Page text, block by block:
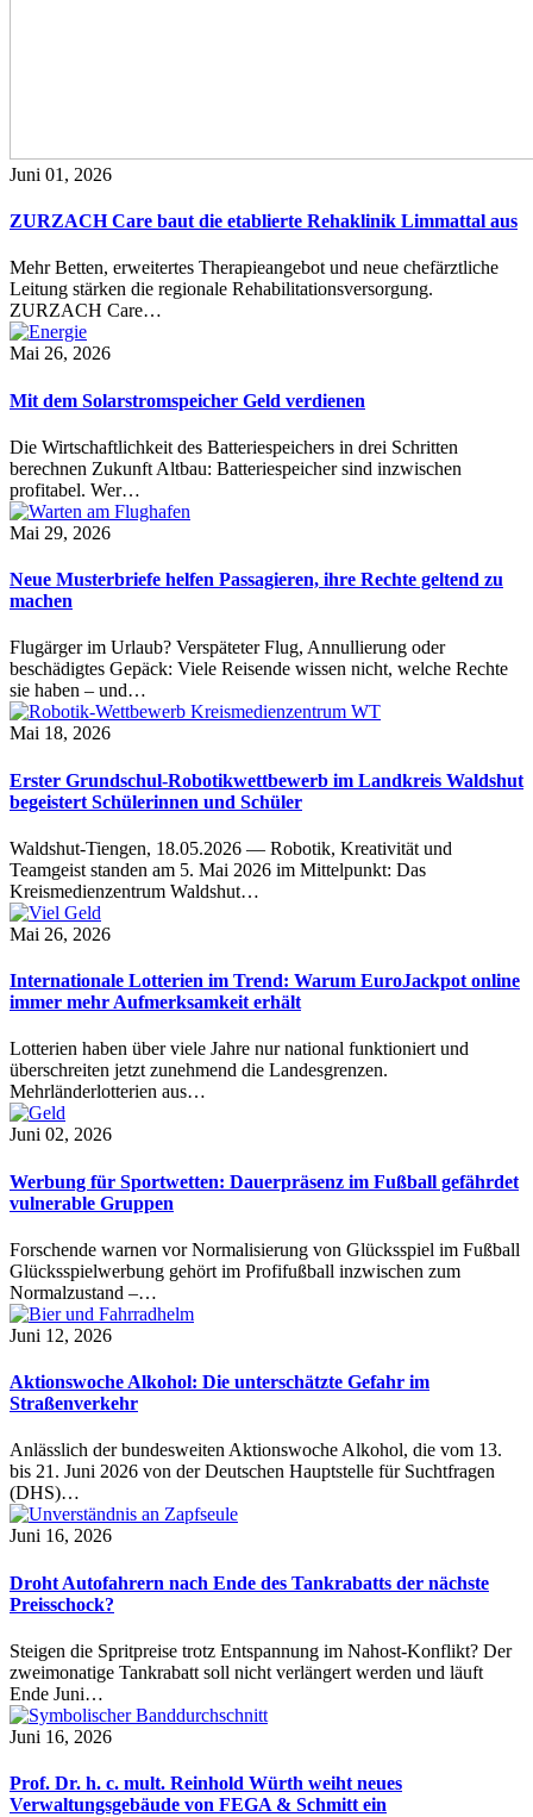
Juni 01, 2026
ZURZACH Care baut die etablierte Rehaklinik Limmattal aus
Mehr Betten, erweitertes Therapieangebot und neue chefärztliche
Leitung stärken die regionale Rehabilitationsversorgung.
ZURZACH Care…
Mai 26, 2026
Mit dem Solarstromspeicher Geld verdienen
Die Wirtschaftlichkeit des Batteriespeichers in drei Schritten
berechnen Zukunft Altbau: Batteriespeicher sind inzwischen
profitabel. Wer…
Mai 29, 2026
Neue Musterbriefe helfen Passagieren, ihre Rechte geltend zu
machen
Flugärger im Urlaub? Verspäteter Flug, Annullierung oder
beschädigtes Gepäck: Viele Reisende wissen nicht, welche Rechte
sie haben – und…
Mai 18, 2026
Erster Grundschul-Robotikwettbewerb im Landkreis Waldshut
begeistert Schülerinnen und Schüler
Waldshut-Tiengen, 18.05.2026 — Robotik, Kreativität und
Teamgeist standen am 5. Mai 2026 im Mittelpunkt: Das
Kreismedienzentrum Waldshut…
Mai 26, 2026
Internationale Lotterien im Trend: Warum EuroJackpot online
immer mehr Aufmerksamkeit erhält
Lotterien haben über viele Jahre nur national funktioniert und
überschreiten jetzt zunehmend die Landesgrenzen.
Mehrländerlotterien aus…
Juni 02, 2026
Werbung für Sportwetten: Dauerpräsenz im Fußball gefährdet
vulnerable Gruppen
Forschende warnen vor Normalisierung von Glücksspiel im Fußball
Glücksspielwerbung gehört im Profifußball inzwischen zum
Normalzustand –…
Juni 12, 2026
Aktionswoche Alkohol: Die unterschätzte Gefahr im
Straßenverkehr
Anlässlich der bundesweiten Aktionswoche Alkohol, die vom 13.
bis 21. Juni 2026 von der Deutschen Hauptstelle für Suchtfragen
(DHS)…
Juni 16, 2026
Droht Autofahrern nach Ende des Tankrabatts der nächste
Preisschock?
Steigen die Spritpreise trotz Entspannung im Nahost-Konflikt? Der
zweimonatige Tankrabatt soll nicht verlängert werden und läuft
Ende Juni…
Juni 16, 2026
Prof. Dr. h. c. mult. Reinhold Würth weiht neues
Verwaltungsgebäude von FEGA & Schmitt ein